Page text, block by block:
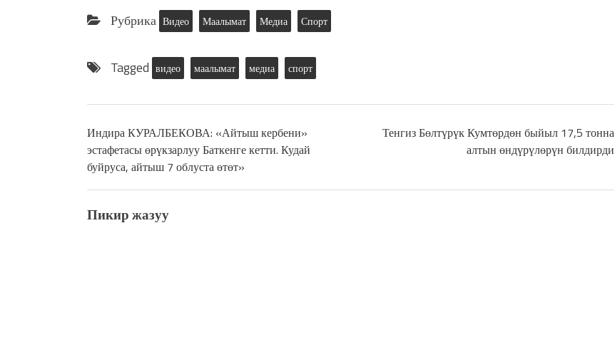
Рубрика Видео Маалымат Медиа Спорт
Tagged видео маалымат медиа спорт
Индира КУРАЛБЕКОВА: «Айтыш кербени»
эстафетасы өрүкзарлуу Баткенге кетти. Кудай
буйруса, айтыш 7 облуста өтөт»
Тенгиз Бөлтүрүк Кумтөрдөн быйыл 17,5 тонна
алтын өндүрүлөрүн билдирди
Пикир жазуу